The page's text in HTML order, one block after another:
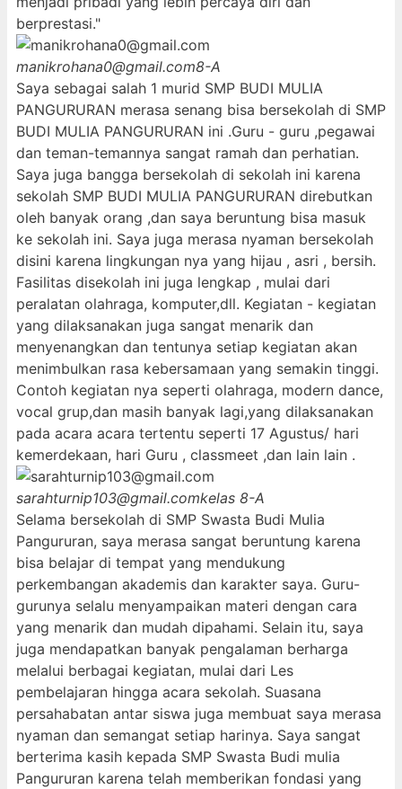
berprestasi."
manikrohana0@gmail.com8-A
Saya sebagai salah 1 murid SMP BUDI MULIA
PANGURURAN merasa senang bisa bersekolah di SMP
BUDI MULIA PANGURURAN ini .Guru - guru ,pegawai
dan teman-temannya sangat ramah dan perhatian.
Saya juga bangga bersekolah di sekolah ini karena
sekolah SMP BUDI MULIA PANGURURAN direbutkan
oleh banyak orang ,dan saya beruntung bisa masuk
ke sekolah ini. Saya juga merasa nyaman bersekolah
disini karena lingkungan nya yang hijau , asri , bersih.
Fasilitas disekolah ini juga lengkap , mulai dari
peralatan olahraga, komputer,dll. Kegiatan - kegiatan
yang dilaksanakan juga sangat menarik dan
menyenangkan dan tentunya setiap kegiatan akan
menimbulkan rasa kebersamaan yang semakin tinggi.
Contoh kegiatan nya seperti olahraga, modern dance,
vocal grup,dan masih banyak lagi,yang dilaksanakan
pada acara acara tertentu seperti 17 Agustus/ hari
kemerdekaan, hari Guru , classmeet ,dan lain lain .
sarahturnip103@gmail.comkelas 8-A
Selama bersekolah di SMP Swasta Budi Mulia
Pangururan, saya merasa sangat beruntung karena
bisa belajar di tempat yang mendukung
perkembangan akademis dan karakter saya. Guru-
gurunya selalu menyampaikan materi dengan cara
yang menarik dan mudah dipahami. Selain itu, saya
juga mendapatkan banyak pengalaman berharga
melalui berbagai kegiatan, mulai dari Les
pembelajaran hingga acara sekolah. Suasana
persahabatan antar siswa juga membuat saya merasa
nyaman dan semangat setiap harinya. Saya sangat
berterima kasih kepada SMP Swasta Budi mulia
Pangururan karena telah memberikan fondasi yang